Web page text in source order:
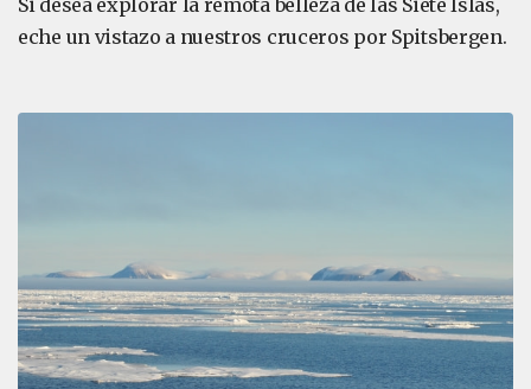
Si desea explorar la remota belleza de las Siete Islas,
eche un vistazo a nuestros cruceros por Spitsbergen.